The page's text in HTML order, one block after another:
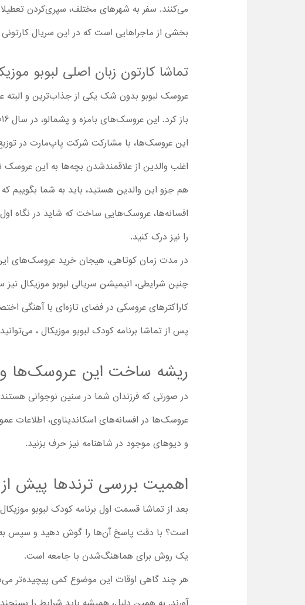
می‌کنند. سفر به شهرهای مختلف، سپری‌کردن
بخشی از ماجراهایی است که در این سریال کارتونی
تماشا کارتون زبان اصلی لبوبو
عروسک لبوبو بدون شک یکی از جذاب‌ترین و البته
این عروسک‌ها، با مشارکت شرکت پاپ‌مارت در توزیع
اغلب والدین از علاقمندشدن بچه‌ها به این
هم جزو این والدین هستید، باید به شما بگوییم
افسانه‌ها، عروسک‌هایی ساخت که شاید در نگاه
را نیز درک کنید.
در مدت زمان کوتاهی، هیجان خرید عروسک‌های
کاراکترهای عروسکی در فضای تازه‌ای با آهنگی
پس از تماشا برنامه کودک لبوبو موزیکال ،
ریشه ساخت این عروسک‌ها
در صورتی که فرزندان شما در سنین نوجوانی
عروسک‌ها در افسانه‌های اسکاندیناوی، اطلاعات
و دیوهای موجود در شاهنامه نیز حرف بزنید.
اهمیت بررسی ترندها پیش
بعد از تماشا قسمت اول برنامه کودک لبوبو
است؟ با دقت پاسخ آن‌ها را گوش دهید و سپس به
یک روش برای هماهنگ‌شدن با جامعه است.
هر چند گاهی اوقات این موضوع کمی پیچیده‌تر